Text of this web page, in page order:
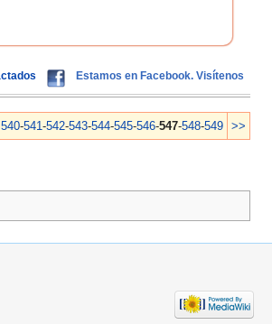
Estamos en Facebook. Visítenos
540-541-542-543-544-545-546-547-548-549 >>